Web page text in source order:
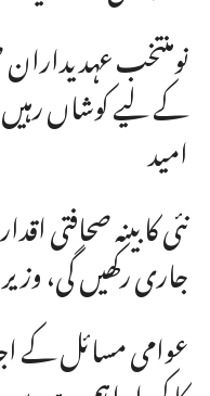
نومنتخب عہدیداران
کے لیے کوشاں
امید
نئی کابینہ صحافتی
جاری رکھیں گی،
عوامی مسائل کے